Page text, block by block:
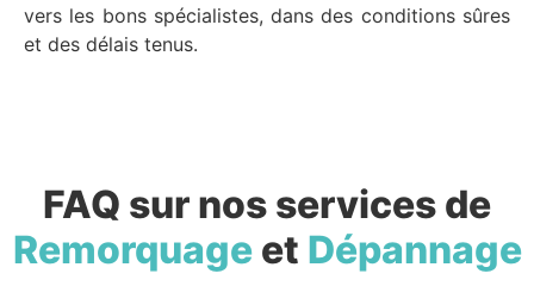
vers les bons spécialistes, dans des conditions sûres
et des délais tenus.
FAQ sur nos services de
Remorquageet Dépannage